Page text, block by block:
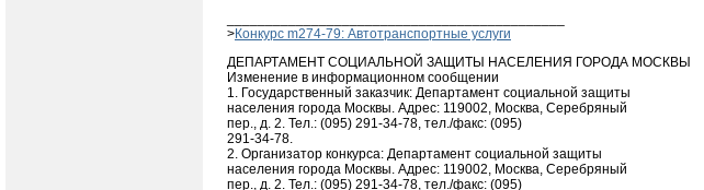
>Конкурс m274-79: Автотранспортные услуги
ДЕПАРТАМЕНТ СОЦИАЛЬНОЙ ЗАЩИТЫ НАСЕЛЕНИЯ ГОРОДА МОСКВЫ
Изменение в информационном сообщении
1. Государственный заказчик: Департамент социальной защиты
населения города Москвы. Адрес: 119002, Москва, Серебряный
пер., д. 2. Тел.: (095) 291-34-78, тел./факс: (095)
291-34-78.
2. Организатор конкурса: Департамент социальной защиты
населения города Москвы. Адрес: 119002, Москва, Серебряный
пер., д. 2. Тел.: (095) 291-34-78, тел./факс: (095)